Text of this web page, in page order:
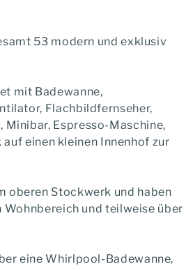
53 modern und exklusiv
mit Badewanne,
Flachbildfernseher,
Espresso-Maschine,
einen kleinen Innenhof zur
oberen Stockwerk und haben
und teilweise über
eine Whirlpool-Badewanne,